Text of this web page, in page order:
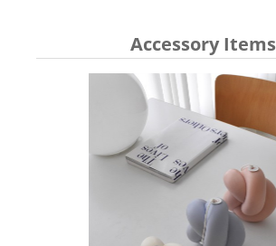
Accessory Items